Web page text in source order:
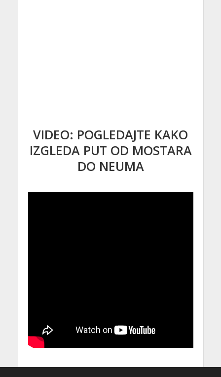
VIDEO: POGLEDAJTE KAKO
IZGLEDA PUT OD MOSTARA
DO NEUMA